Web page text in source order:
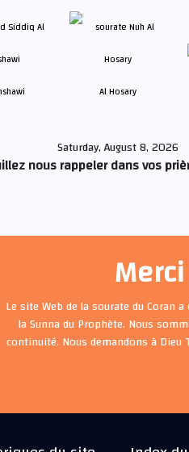
Al Hosary
Saturday, August 8, 2026
nous rappeler dans vos
Le site Web de la sourate du Coran
la Sunna du Prophète. Nous
continuité. Nous demandons à